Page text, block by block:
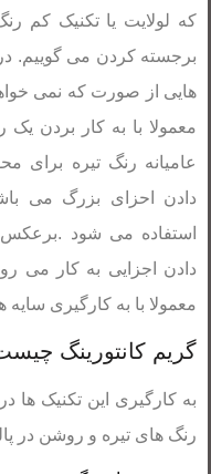
که لولایت یا تکنیک کم
برجسته کردن می گوییم.
هایی از صورت که نمی
معمولا با به کار بردن
عامیانه رنگ تیره
دادن احزای بزرگ می
استفاده می شود
دادن اجزایی به کار می
معمولا با به کارگیری
گریم کانتورینگ
به کارگیری این تکنیک
رنگ های تیره و روشن در